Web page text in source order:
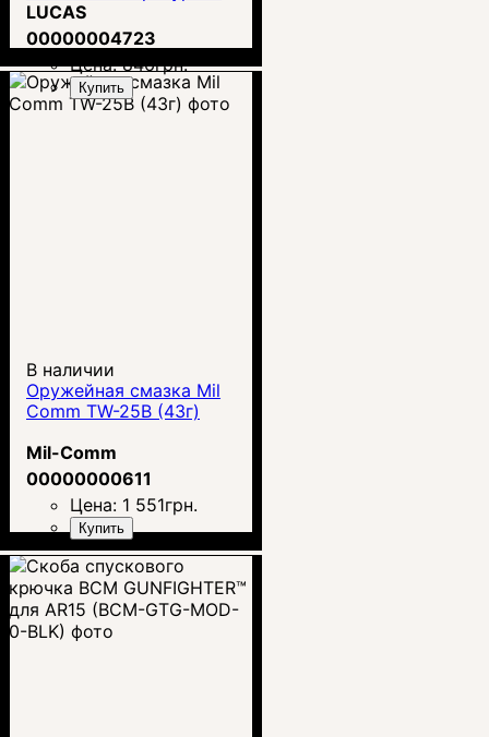
оружейная смазка
LUCAS
00000004723
Цена:846грн.
Купить
В наличии
Оружейная смазка Mil
Comm TW-25B (43г)
Mil-Comm
00000000611
Цена: 1 551грн.
Купить